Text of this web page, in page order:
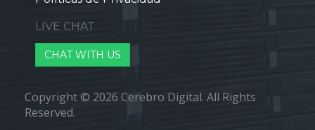
LIVE CHAT
CHAT WITH US
Copyright © 2026 Cerebro Digital. All Rights
Reserved.